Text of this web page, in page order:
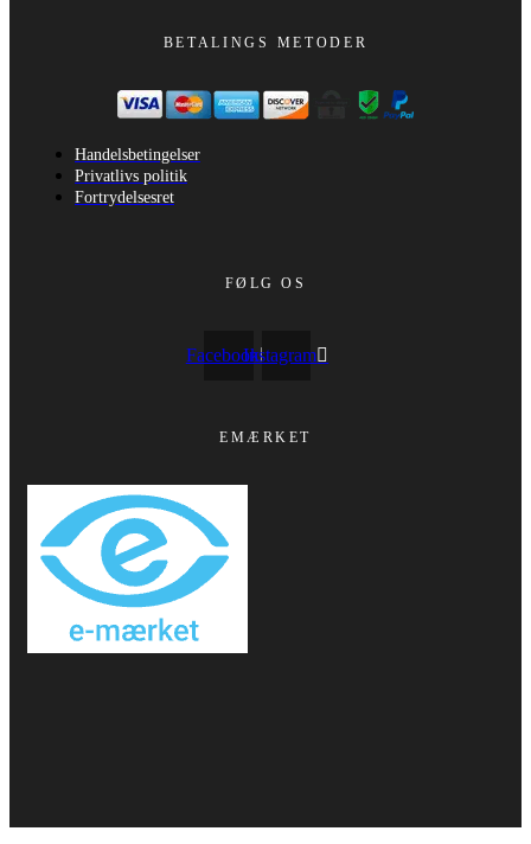
BETALINGS METODER
Handelsbetingelser
Privatlivs politik
Fortrydelsesret
FØLG OS
FacebookInstagram
EMÆRKET